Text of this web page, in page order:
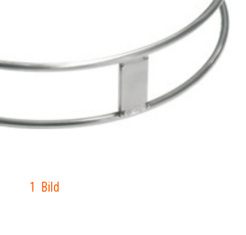
1 Bild